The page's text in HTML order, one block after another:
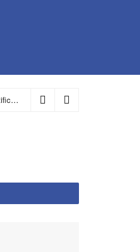
Prefeitura certifica 4,6 mil trabalhadores pelo programa Treinar para Empregar e realiza Feirão de Empregabilidade